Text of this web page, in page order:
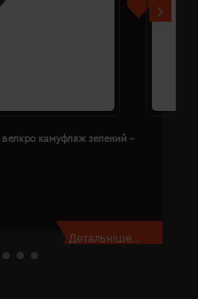
велкро камуфляж зелений -
Детальніше...